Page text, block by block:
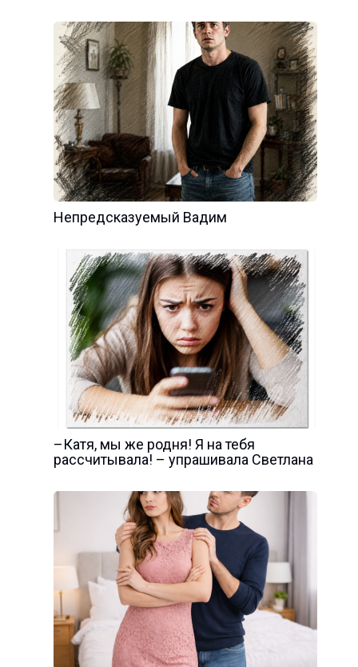
Непредсказуемый Вадим
–Катя, мы же родня! Я на тебя
рассчитывала! – упрашивала Светлана